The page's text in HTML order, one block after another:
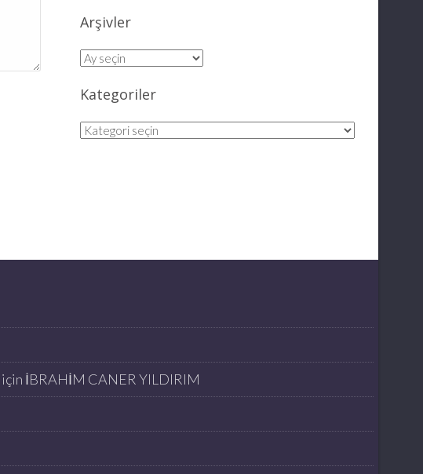
Arşivler
Arşivler
Kategoriler
Kategoriler
için İBRAHİM CANER YILDIRIM